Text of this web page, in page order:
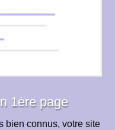
1ère page
bien connus, votre site